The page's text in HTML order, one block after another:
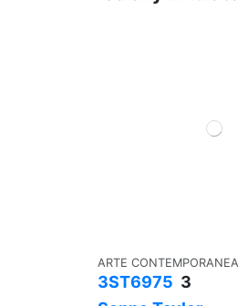
ARTE CONTEMPORANEA
3ST6975 3